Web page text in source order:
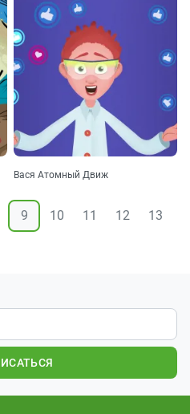
Вася Атомный Движ
9 10 11 12 13